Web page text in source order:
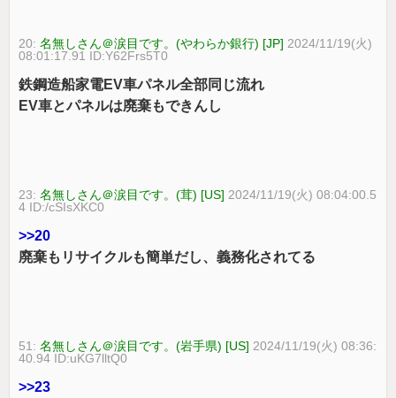
20:名無しさん＠涙目です。(やわらか銀行) [JP] 2024/11/19(火)
08:01:17.91 ID:Y62Frs5T0
鉄鋼造船家電EV車パネル全部同じ流れ
EV車とパネルは廃棄もできんし
23:名無しさん＠涙目です。(茸) [US] 2024/11/19(火) 08:04:00.5
4 ID:/cSIsXKC0
>>20
廃棄もリサイクルも簡単だし、義務化されてる
51:名無しさん＠涙目です。(岩手県) [US] 2024/11/19(火) 08:36:
40.94 ID:uKG7lltQ0
>>23